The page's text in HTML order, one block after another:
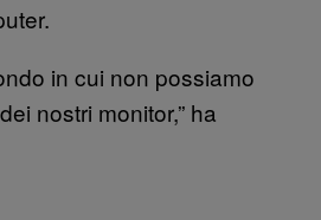
in cui non possiamo
nostri monitor,” ha